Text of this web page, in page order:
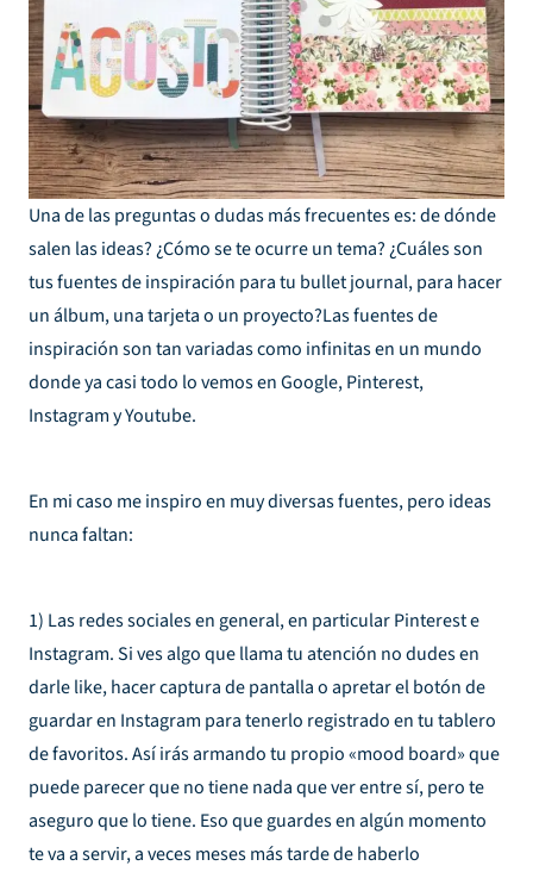
Una de las preguntas o dudas más frecuentes es: de dónde
salen las ideas? ¿Cómo se te ocurre un tema? ¿Cuáles son
tus fuentes de inspiración para tu bullet journal, para hacer
un álbum, una tarjeta o un proyecto?Las fuentes de
inspiración son tan variadas como infinitas en un mundo
donde ya casi todo lo vemos en Google, Pinterest,
Instagram y Youtube.
En mi caso me inspiro en muy diversas fuentes, pero ideas
nunca faltan:
1) Las redes sociales en general, en particular Pinterest e
Instagram. Si ves algo que llama tu atención no dudes en
darle like, hacer captura de pantalla o apretar el botón de
guardar en Instagram para tenerlo registrado en tu tablero
de favoritos. Así irás armando tu propio «mood board» que
puede parecer que no tiene nada que ver entre sí, pero te
aseguro que lo tiene. Eso que guardes en algún momento
te va a servir, a veces meses más tarde de haberlo